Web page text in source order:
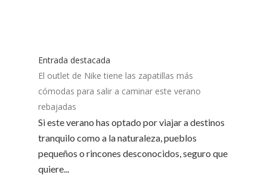
Entrada destacada
El outlet de Nike tiene las zapatillas más
cómodas para salir a caminar este verano
rebajadas
Si este verano has optado por viajar a destinos
tranquilo como a la naturaleza, pueblos
pequeños o rincones desconocidos, seguro que
quiere...